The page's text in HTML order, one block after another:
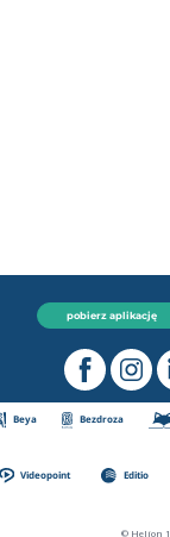
pobierz aplikację
Beya Bezdroza
Videopoint Editio
© Helion